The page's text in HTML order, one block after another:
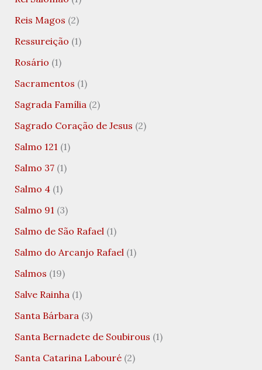
Reis Magos (2)
Ressureição (1)
Rosário (1)
Sacramentos (1)
Sagrada Família(2)
Sagrado Coração de Jesus (2)
Salmo 121 (1)
Salmo 37(1)
Salmo 4(1)
Salmo 91 (3)
Salmo de São Rafael(1)
Salmo do Arcanjo Rafael(1)
Salmos (19)
Salve Rainha(1)
Santa Bárbara(3)
Santa Bernadete de Soubirous (1)
Santa Catarina Labouré(2)